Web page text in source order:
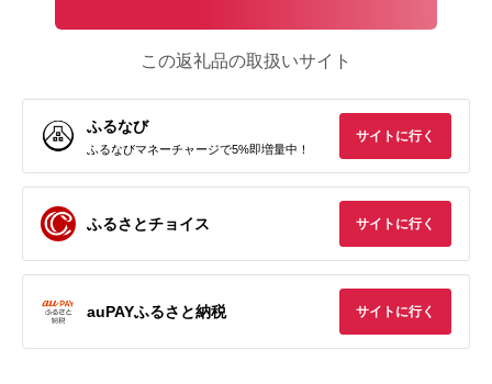
この返礼品の取扱いサイト
ふるなび
ふるなびマネーチャージで5%即増量中！
サイトに行く
ふるさとチョイス サイトに行く
auPAYふるさと納税 サイトに行く